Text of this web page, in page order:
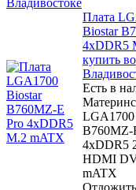
Плата
Biostar
4xDDR5
купить во
Есть в
LGA1700
B760MZ-
4xDDR5
HDMI
mATX
Отложить